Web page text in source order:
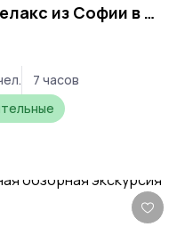
Однодневный СПА-релакс из Софии в Аквапарк «Котвата» в Сапарева Бане
7 часов